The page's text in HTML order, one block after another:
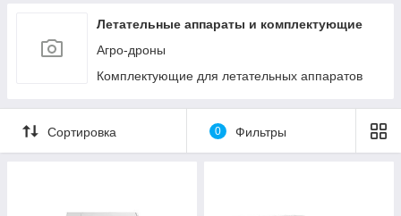
Летательные аппараты и комплектующие
Агро-дроны
Комплектующие для летательных аппаратов
Сортировка 0 Фильтры